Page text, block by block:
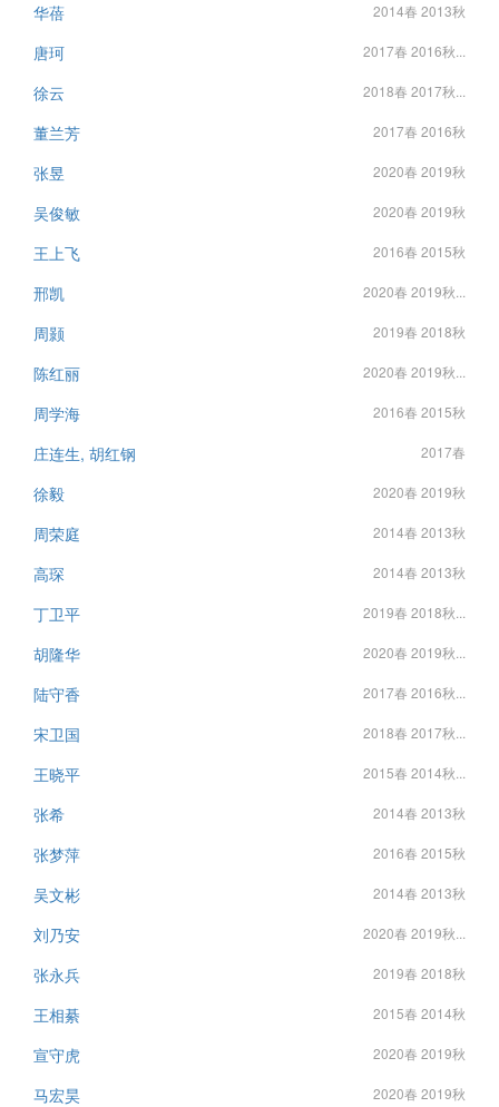
华蓓 2014春 2013秋
唐珂 2017春 2016秋...
徐云 2018春 2017秋...
董兰芳 2017春 2016秋
张昱 2020春 2019秋
吴俊敏 2020春 2019秋
王上飞 2016春 2015秋
邢凯 2020春 2019秋...
周颢 2019春 2018秋
陈红丽 2020春 2019秋...
周学海 2016春 2015秋
庄连生, 胡红钢 2017春
徐毅 2020春 2019秋
周荣庭 2014春 2013秋
高琛 2014春 2013秋
丁卫平 2019春 2018秋...
胡隆华 2020春 2019秋...
陆守香 2017春 2016秋...
宋卫国 2018春 2017秋...
王晓平 2015春 2014秋...
张希 2014春 2013秋
张梦萍 2016春 2015秋
吴文彬 2014春 2013秋
刘乃安 2020春 2019秋...
张永兵 2019春 2018秋
王相綦 2015春 2014秋
宣守虎 2020春 2019秋
马宏昊 2020春 2019秋